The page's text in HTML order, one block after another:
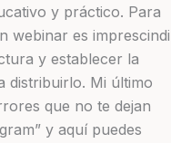
y práctico. Para
webinar es
y establecer la
distribuirlo. Mi último
que no te dejan
y aquí puedes